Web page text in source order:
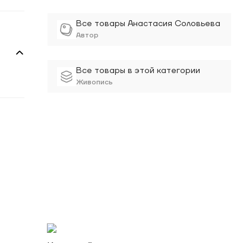
Все товары Анастасия Соловьева
Автор
Все товары в этой категории
Живопись